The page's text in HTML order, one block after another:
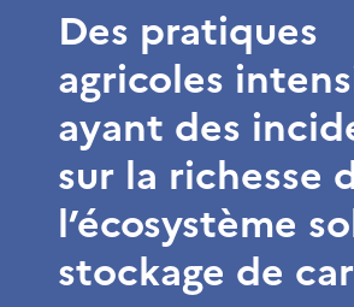
Des pratiques
agricoles
ayant des
sur la richesse
l’écosystème
stockage de